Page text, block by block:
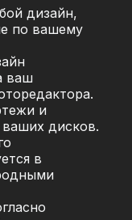
дизайн,
по вашему
ваш
и
ваших дисков.
в